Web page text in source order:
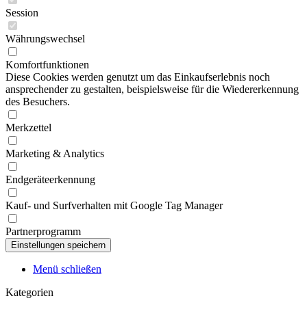
Session
Währungswechsel
Komfortfunktionen
Diese Cookies werden genutzt um das Einkaufserlebnis noch
ansprechender zu gestalten, beispielsweise für die Wiedererkennung
des Besuchers.
Merkzettel
Marketing & Analytics
Endgeräteerkennung
Kauf- und Surfverhalten mit Google Tag Manager
Partnerprogramm
Menü schließen
Kategorien